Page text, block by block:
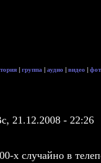
| группа | аудио | видео |
21.12.2008 - 22:26
х случайно в